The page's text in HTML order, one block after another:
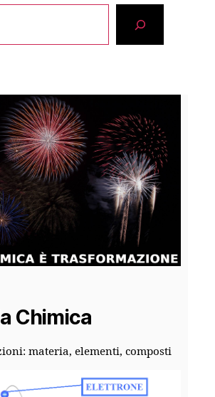
Chimica
materia, elementi, composti